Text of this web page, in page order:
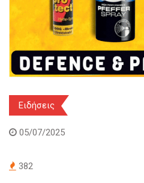
Ειδήσεις
05/07/2025
382